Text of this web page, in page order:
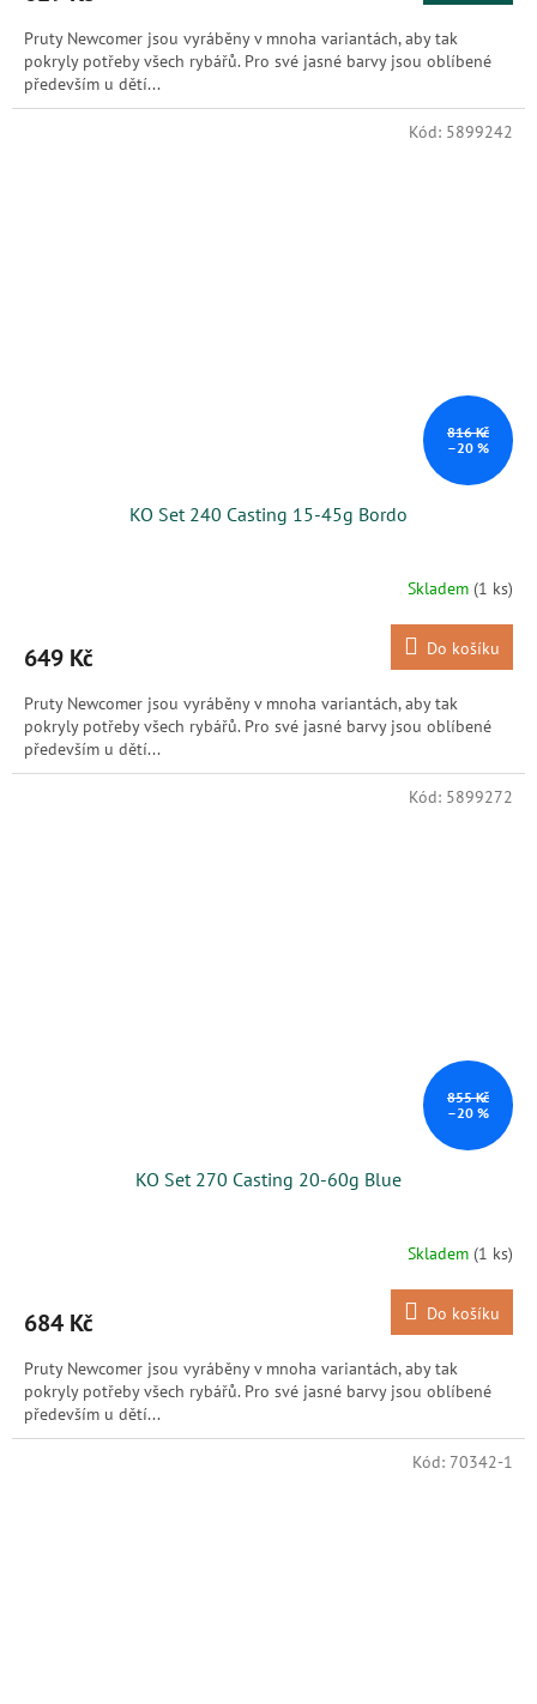
Pruty Newcomer jsou vyráběny v mnoha variantách, aby tak
pokryly potřeby všech rybářů. Pro své jasné barvy jsou oblíbené
především u dětí...
816 Kč
–20 %
KO Set 240 Casting 15-45g Bordo
Skladem (1 ks)
649 Kč Do košíku
Pruty Newcomer jsou vyráběny v mnoha variantách, aby tak
pokryly potřeby všech rybářů. Pro své jasné barvy jsou oblíbené
především u dětí...
Kód: 5899242
855 Kč
–20 %
KO Set 270 Casting 20-60g Blue
Skladem (1 ks)
684 Kč Do košíku
Pruty Newcomer jsou vyráběny v mnoha variantách, aby tak
pokryly potřeby všech rybářů. Pro své jasné barvy jsou oblíbené
především u dětí...
Kód: 5899272
Kód: 70342-1